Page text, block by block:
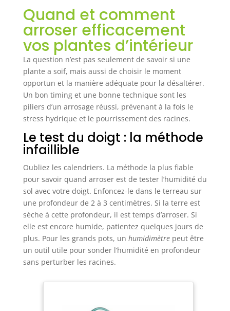
Quand et comment
arroser efficacement
vos plantes d’intérieur
La question n’est pas seulement de savoir si une
plante a soif, mais aussi de choisir le moment
opportun et la manière adéquate pour la désaltérer.
Un bon timing et une bonne technique sont les
piliers d’un arrosage réussi, prévenant à la fois le
stress hydrique et le pourrissement des racines.
Le test du doigt : la méthode
infaillible
Oubliez les calendriers. La méthode la plus fiable
pour savoir quand arroser est de tester l’humidité du
sol avec votre doigt. Enfoncez-le dans le terreau sur
une profondeur de 2 à 3 centimètres. Si la terre est
sèche à cette profondeur, il est temps d’arroser. Si
elle est encore humide, patientez quelques jours de
plus. Pour les grands pots, un humidimètrepeut être
un outil utile pour sonder l’humidité en profondeur
sans perturber les racines.